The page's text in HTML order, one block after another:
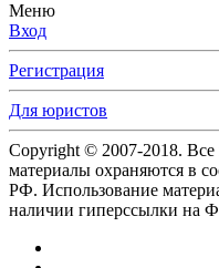
Меню
Вход
Регистрация
Для юристов
Copyright © 2007-2018. Все
материалы охраняются в
РФ. Использование
наличии гиперссылки на